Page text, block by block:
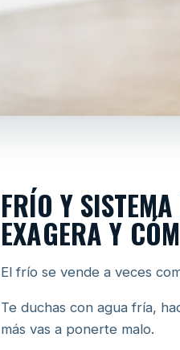
FRÍO Y
EXAGERA Y
El frío se vende a veces
Te duchas con agua fría,
más vas a ponerte malo.